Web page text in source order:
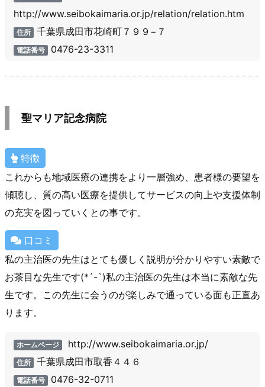
http://www.seibokaimaria.or.jp/relation/relation.htm
住所 千葉県成田市花崎町７９９−７
電話番号 0476-23-3311
聖マリア記念病院
特徴
これからも地域医療の連携をより一層強め、患者様の要望を
傾聴し、質の高い医療を提供してサービスの向上や支援体制
の充実を図っていくとの事です。
口コミ
私の主治医の先生はとても優しく説明が分かりやすい素敵で
お茶目な先生です(*´-`)私の主治医の先生は本当に素敵な先
生です。この先生に会うのが楽しみで通っている面も正直あ
ります。
ホームページ http://www.seibokaimaria.or.jp/
住所 千葉県成田市取香４４６
電話番号 0476-32-0711